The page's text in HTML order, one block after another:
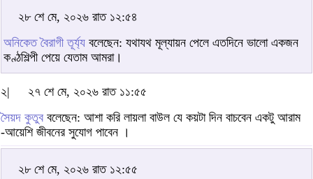
২৮ শে মে, ২০২৬ রাত ১২:৫৪
অনিকেত বৈরাগী তূর্য্য বলেছেন: যথাযথ মূল্যায়ন পেলে এতদিনে ভালো একজন
কণ্ঠশিল্পী পেয়ে যেতাম আমরা।
২|
২৭ শে মে, ২০২৬ রাত ১১:৫৫
সৈয়দ কুতুব বলেছেন: আশা করি লায়লা বাউল যে কয়টা দিন বাচবেন একটু আরাম
-আয়েশি জীবনের সুযোগ পাবেন ।
২৮ শে মে, ২০২৬ রাত ১২:৫৫